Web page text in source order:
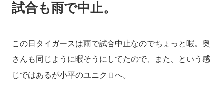
試合も雨で中止。
この日タイガースは雨で試合中止なのでちょっと暇。奥
さんも同じように暇そうにしてたので、また、という感
じではあるが小平のユニクロへ。